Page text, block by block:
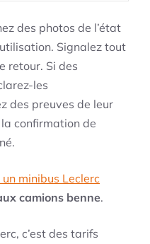
des photos de l’état
Signalez tout
retour. Si des
les
des preuves de leur
confirmation de
minibus Leclerc
camions benne.
c’est des tarifs